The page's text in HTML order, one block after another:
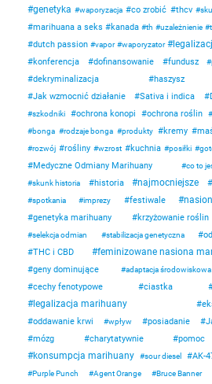
genetyka waporyzacja co zrobić thcv
marihuana a seks kanada th uzależnienie
dutch passion vapor waporyzator
konferencja
dofinansowanie fundusz
dekryminalizacja
haszysz
Jak wzmocnić działanie
Sativa i indica
szkodniki ochrona konopi ochrona roślin
bonga
rodzaje bonga produkty kremy
rozwój
rośliny wzrost kuchnia posiłki
Medyczne Odmiany Marihuany co to
skunk historia
historia najmocniejsze
spotkania
imprezy festiwale
genetyka marihuany
krzyżowanie roślin
selekcja odmian stabilizacja genetyczna
THC i CBD feminizowane nasiona
geny dominujące adaptacja środowiskowa
cechy fenotypowe
ciastka
legalizacja marihuany
oddawanie krwi
wpływ posiadanie
mózg
charytatywnie pomoc
konsumpcja marihuany sour diesel AK-
Purple Punch
Agent Orange Bruce Banner